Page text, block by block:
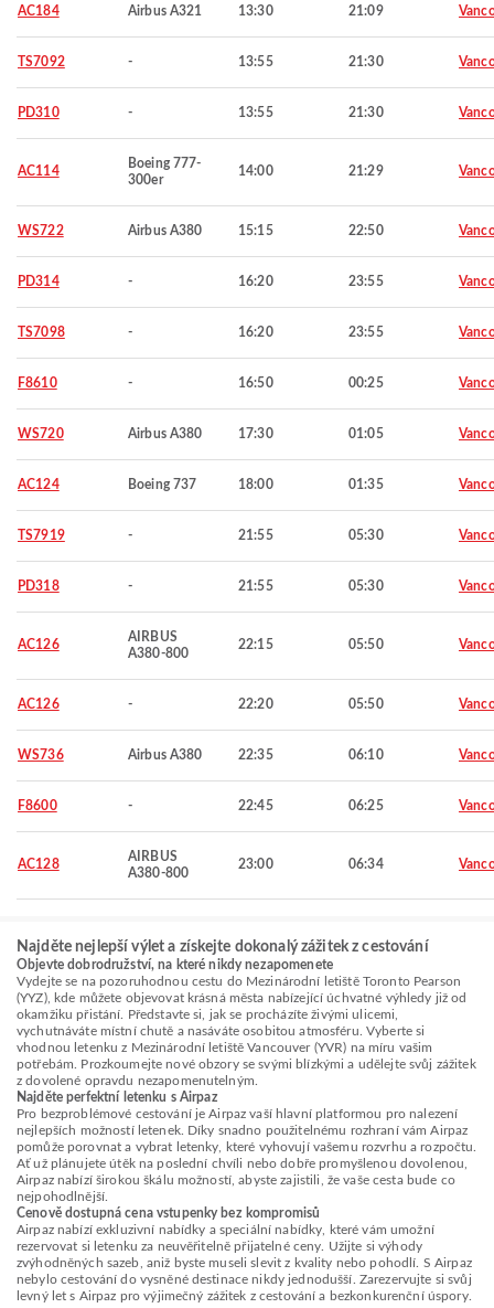
AC184 Airbus A321 13:30 21:09
TS7092 - 13:55 21:30
PD310 - 13:55 21:30
AC114
Boeing 777-
300er
14:00 21:29
WS722 Airbus A380 15:15 22:50
PD314 - 16:20 23:55
TS7098 - 16:20 23:55
F8610 - 16:50 00:25
WS720 Airbus A380 17:30 01:05
AC124 Boeing 737 18:00 01:35
TS7919 - 21:55 05:30
PD318 - 21:55 05:30
AC126
AIRBUS
A380-800
22:15 05:50
AC126 - 22:20 05:50
WS736 Airbus A380 22:35 06:10
F8600 - 22:45 06:25
AC128
AIRBUS
A380-800
23:00 06:34
Najděte nejlepší výlet a získejte dokonalý zážitek z cestování
Objevte dobrodružství, na které nikdy nezapomenete
Vydejte se na pozoruhodnou cestu do Mezinárodní letiště Toronto Pearson
(YYZ), kde můžete objevovat krásná města nabízející úchvatné výhledy již od
okamžiku přistání. Představte si, jak se procházíte živými ulicemi,
vychutnáváte místní chutě a nasáváte osobitou atmosféru. Vyberte si
vhodnou letenku z Mezinárodní letiště Vancouver (YVR) na míru vašim
potřebám. Prozkoumejte nové obzory se svými blízkými a udělejte svůj zážitek
z dovolené opravdu nezapomenutelným.
Najděte perfektní letenku s Airpaz
Pro bezproblémové cestování je Airpaz vaší hlavní platformou pro nalezení
nejlepších možností letenek. Díky snadno použitelnému rozhraní vám Airpaz
pomůže porovnat a vybrat letenky, které vyhovují vašemu rozvrhu a rozpočtu.
Ať už plánujete útěk na poslední chvíli nebo dobře promyšlenou dovolenou,
Airpaz nabízí širokou škálu možností, abyste zajistili, že vaše cesta bude co
nejpohodlnější.
Cenově dostupná cena vstupenky bez kompromisů
Airpaz nabízí exkluzivní nabídky a speciální nabídky, které vám umožní
rezervovat si letenku za neuvěřitelně přijatelné ceny. Užijte si výhody
zvýhodněných sazeb, aniž byste museli slevit z kvality nebo pohodlí. S Airpaz
nebylo cestování do vysněné destinace nikdy jednodušší. Zarezervujte si svůj
levný let s Airpaz pro výjimečný zážitek z cestování a bezkonkurenční úspory.